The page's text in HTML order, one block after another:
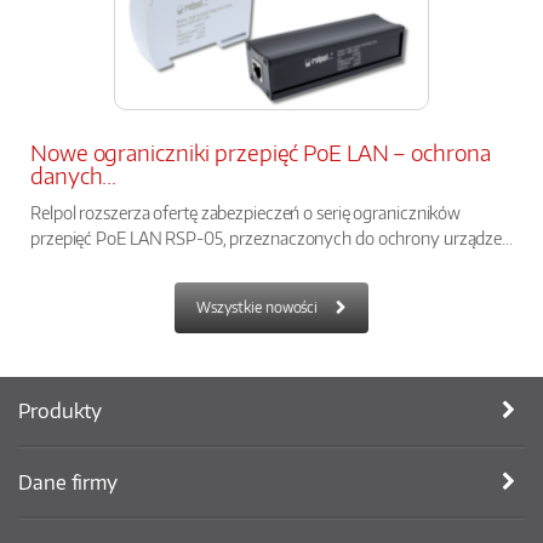
Nowe ograniczniki przepięć PoE LAN – ochrona
danych...
Relpol rozszerza ofertę zabezpieczeń o serię ograniczników
przepięć PoE LAN RSP-05, przeznaczonych do ochrony urządze...
Wszystkie nowości
Produkty
Dane firmy